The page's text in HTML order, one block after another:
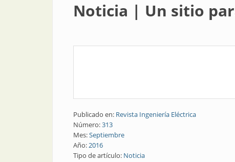
Noticia | Un sitio
Publicado en: Revista Ingeniería Eléctrica
Número:313
Mes:Septiembre
Año:2016
Tipo de artículo: Noticia